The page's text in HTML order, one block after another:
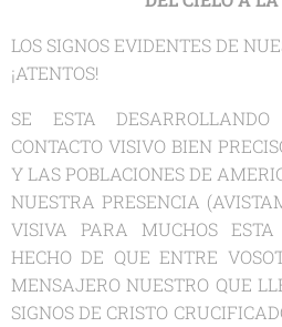
LOS SIGNOS EVIDENTES DE
¡ATENTOS!
SE ESTA
CONTACTO VISIVO BIEN
Y LAS POBLACIONES DE
NUESTRA PRESENCIA
VISIVA PARA MUCHOS
HECHO DE QUE ENTRE
MENSAJERO NUESTRO QUE
SIGNOS DE CRISTO